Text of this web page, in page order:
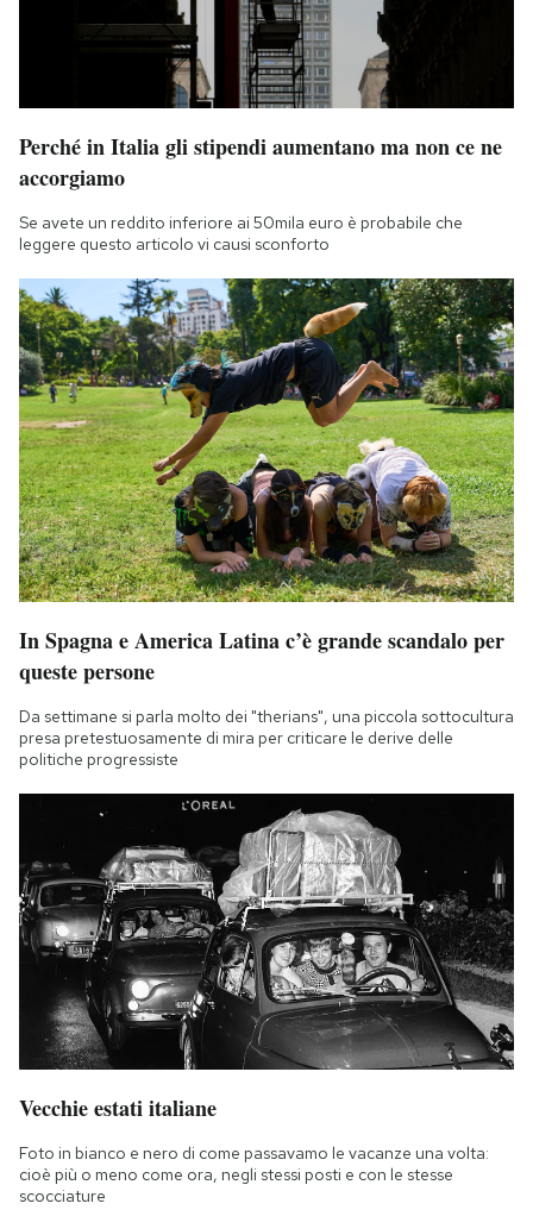
Perché in Italia gli stipendi aumentano ma non ce ne
accorgiamo
Se avete un reddito inferiore ai 50mila euro è probabile che
leggere questo articolo vi causi sconforto
In Spagna e America Latina c’è grande scandalo per
queste persone
Da settimane si parla molto dei "therians", una piccola sottocultura
presa pretestuosamente di mira per criticare le derive delle
politiche progressiste
Vecchie estati italiane
Foto in bianco e nero di come passavamo le vacanze una volta:
cioè più o meno come ora, negli stessi posti e con le stesse
scocciature